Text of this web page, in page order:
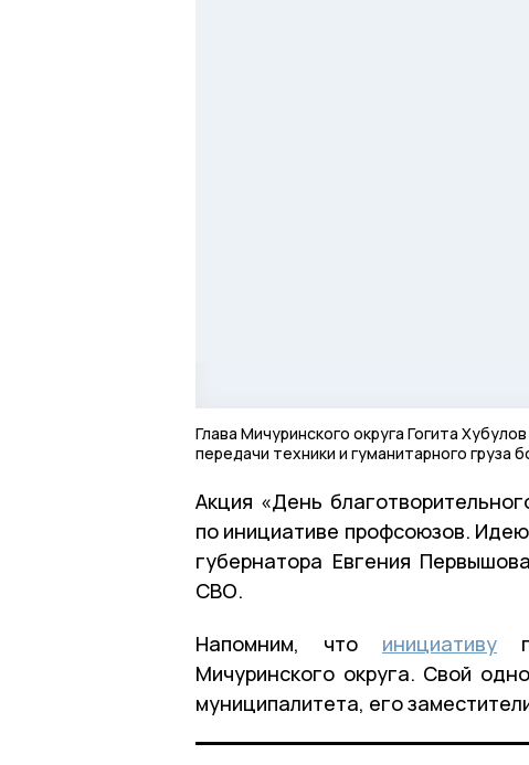
Глава Мичуринского округа Гогита
передачи техники и гуманитарного груза
Акция «День
по инициативе профсоюзов.
губернатора Евгения
СВО.
Напомним, что инициативу
Мичуринского округа. Свой
муниципалитета, его